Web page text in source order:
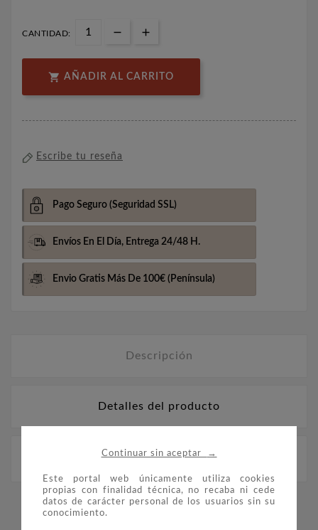
Continuar sin aceptar →
Este portal web únicamente utiliza cookies
propias con finalidad técnica, no recaba ni cede
datos de carácter personal de los usuarios sin su
conocimiento.
CANTIDAD:
 AÑADIR AL CARRITO
Escribe tu reseña
Pago Seguro (Seguridad SSL)
Envíos En El Día, Entrega 24/48 H.
Envio Gratis Más De 100€ (Península)
Descripción
Detalles del producto
Manual de las Emisiones de los Sellos de España
16 PRODUCTOS EN LA MISMA